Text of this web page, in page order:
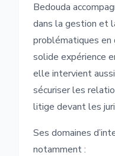
Bedouda
dans la gestion et
problématiques en
solide expérience
elle intervient
sécuriser les
litige devant les
Ses domaines
notamment :